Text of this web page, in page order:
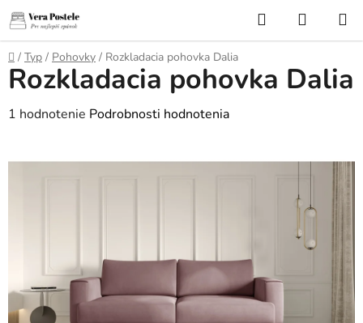
Prejsť
na
obsah
Hľadať
KOŠÍK
Domov
/ Typ / Pohovky / Rozkladacia pohovka Dalia
Rozkladacia pohovka Dalia
Priemerné
produktu
hviezdičiek.
1 hodnotenie Podrobnosti hodnotenia